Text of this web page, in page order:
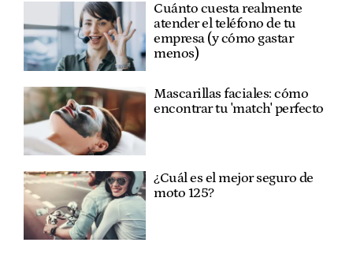
Cuánto cuesta realmente
atender el teléfono de tu
empresa (y cómo gastar
menos)
Mascarillas faciales: cómo
encontrar tu 'match' perfecto
¿Cuál es el mejor seguro de
moto 125?